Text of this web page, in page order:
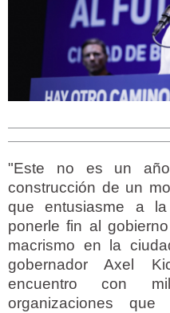
"Este no es un
construcción de un
que entusiasme a
ponerle fin al
macrismo en la
gobernador Axel
encuentro con
organizaciones que